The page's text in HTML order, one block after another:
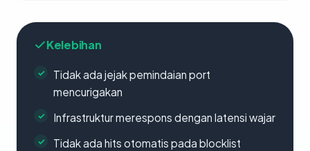
Kelebihan
Tidak ada jejak pemindaian port
mencurigakan
Infrastruktur merespons dengan latensi wajar
Tidak ada hits otomatis pada blocklist